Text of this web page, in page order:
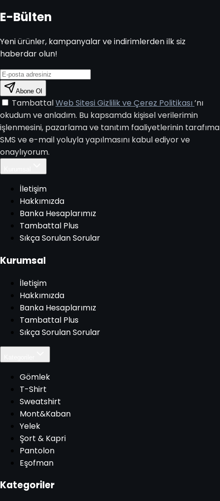
E-Bülten
Yeni ürünler, kampanyalar ve indirimlerden ilk siz
haberdar olun!
Abone Ol
TambattalWeb Sitesi Gizlilik ve Çerez Politikası’nı
okudum ve anladım. Bu kapsamda kişisel verilerimin
işlenmesini, pazarlama ve tanıtım faaliyetlerinin tarafıma
SMS ve e-mail yoluyla yapılmasını kabul ediyor ve
onaylıyorum.
İletişim
Hakkımızda
Banka Hesaplarımız
Tambattal Plus
Sıkça Sorulan Sorular
Kurumsal
İletişim
Hakkımızda
Banka Hesaplarımız
Tambattal Plus
Sıkça Sorulan Sorular
Gömlek
T-Shirt
Sweatshirt
Mont&Kaban
Yelek
Şort & Kapri
Pantolon
Eşofman
Kategoriler